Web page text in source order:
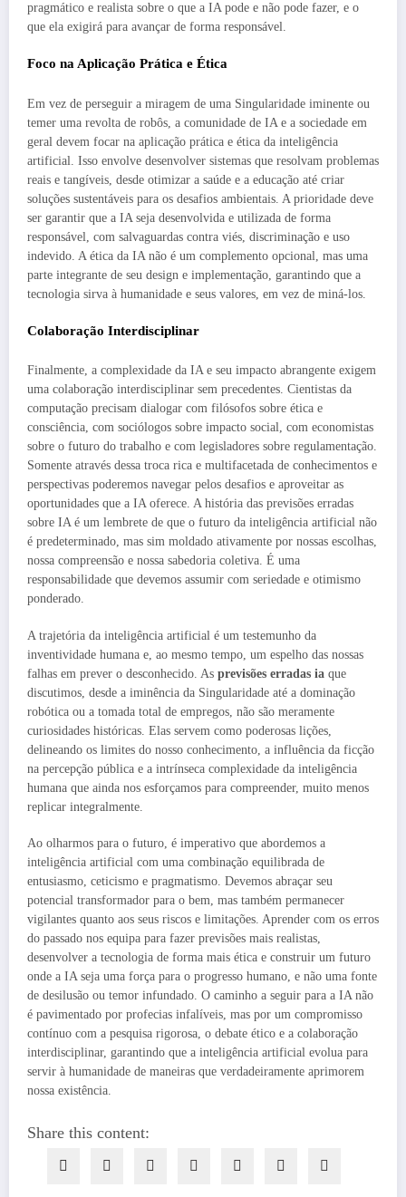
pragmático e realista sobre o que a IA pode e não pode fazer, e o
que ela exigirá para avançar de forma responsável.
Foco na Aplicação Prática e Ética
Em vez de perseguir a miragem de uma Singularidade iminente ou
temer uma revolta de robôs, a comunidade de IA e a sociedade em
geral devem focar na aplicação prática e ética da inteligência
artificial. Isso envolve desenvolver sistemas que resolvam problemas
reais e tangíveis, desde otimizar a saúde e a educação até criar
soluções sustentáveis para os desafios ambientais. A prioridade deve
ser garantir que a IA seja desenvolvida e utilizada de forma
responsável, com salvaguardas contra viés, discriminação e uso
indevido. A ética da IA não é um complemento opcional, mas uma
parte integrante de seu design e implementação, garantindo que a
tecnologia sirva à humanidade e seus valores, em vez de miná-los.
Colaboração Interdisciplinar
Finalmente, a complexidade da IA e seu impacto abrangente exigem
uma colaboração interdisciplinar sem precedentes. Cientistas da
computação precisam dialogar com filósofos sobre ética e
consciência, com sociólogos sobre impacto social, com economistas
sobre o futuro do trabalho e com legisladores sobre regulamentação.
Somente através dessa troca rica e multifacetada de conhecimentos e
perspectivas poderemos navegar pelos desafios e aproveitar as
oportunidades que a IA oferece. A história das previsões erradas
sobre IA é um lembrete de que o futuro da inteligência artificial não
é predeterminado, mas sim moldado ativamente por nossas escolhas,
nossa compreensão e nossa sabedoria coletiva. É uma
responsabilidade que devemos assumir com seriedade e otimismo
ponderado.
A trajetória da inteligência artificial é um testemunho da
inventividade humana e, ao mesmo tempo, um espelho das nossas
falhas em prever o desconhecido. As previsões erradas ia que
discutimos, desde a iminência da Singularidade até a dominação
robótica ou a tomada total de empregos, não são meramente
curiosidades históricas. Elas servem como poderosas lições,
delineando os limites do nosso conhecimento, a influência da ficção
na percepção pública e a intrínseca complexidade da inteligência
humana que ainda nos esforçamos para compreender, muito menos
replicar integralmente.
Ao olharmos para o futuro, é imperativo que abordemos a
inteligência artificial com uma combinação equilibrada de
entusiasmo, ceticismo e pragmatismo. Devemos abraçar seu
potencial transformador para o bem, mas também permanecer
vigilantes quanto aos seus riscos e limitações. Aprender com os erros
do passado nos equipa para fazer previsões mais realistas,
desenvolver a tecnologia de forma mais ética e construir um futuro
onde a IA seja uma força para o progresso humano, e não uma fonte
de desilusão ou temor infundado. O caminho a seguir para a IA não
é pavimentado por profecias infalíveis, mas por um compromisso
contínuo com a pesquisa rigorosa, o debate ético e a colaboração
interdisciplinar, garantindo que a inteligência artificial evolua para
servir à humanidade de maneiras que verdadeiramente aprimorem
nossa existência.
Share this content: